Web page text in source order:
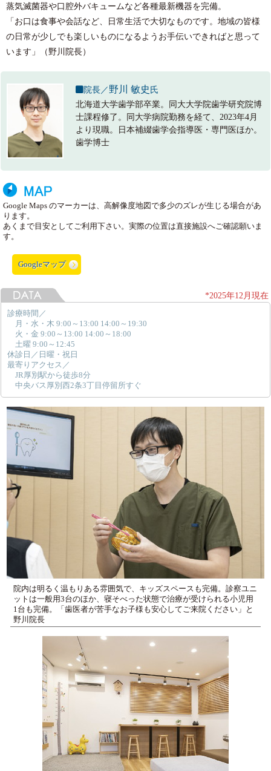
蒸気滅菌器や口腔外バキュームなど各種最新機器を完備。
「お口は食事や会話など、日常生活で大切なものです。地域の皆様
の日常が少しでも楽しいものになるようお手伝いできればと思って
います」（野川院長）
院長／野川 敏史氏
北海道大学歯学部卒業。同大大学院歯学研究院博
士課程修了。同大学病院勤務を経て、2023年4月
より現職。日本補綴歯学会指導医・専門医ほか。
歯学博士
Google Maps のマーカーは、高解像度地図で多少のズレが生じる場合があ
ります。
あくまで目安としてご利用下さい。実際の位置は直接施設へご確認願いま
す。
Googleマップ
*2025年12月現在
診療時間／
月・水・木 9:00～13:00 14:00～19:30
火・金 9:00～13:00 14:00～18:00
土曜 9:00～12:45
休診日／日曜・祝日
最寄りアクセス／
JR厚別駅から徒歩8分
中央バス厚別西2条3丁目停留所すぐ
院内は明るく温もりある雰囲気で、キッズスペースも完備。診察ユニ
ットは一般用3台のほか、寝そべった状態で治療が受けられる小児用
1台も完備。「歯医者が苦手なお子様も安心してご来院ください」と
野川院長